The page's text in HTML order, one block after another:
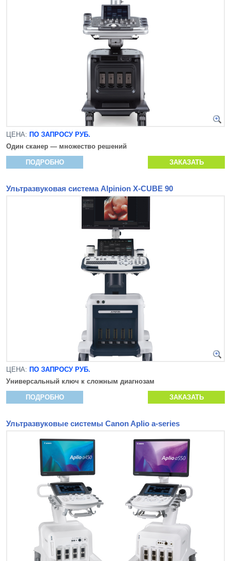
ЦЕНА: ПО ЗАПРОСУ РУБ.
Один сканер — множество решений
ПОДРОБНО ЗАКАЗАТЬ
Ультразвуковая система Alpinion X-CUBE 90
ЦЕНА: ПО ЗАПРОСУ РУБ.
Универсальный ключ к сложным диагнозам
ПОДРОБНО ЗАКАЗАТЬ
Ультразвуковые системы Canon Aplio a-series